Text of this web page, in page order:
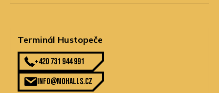
Terminál Hustopeče
+420 731 944 991
info@mohalls.cz